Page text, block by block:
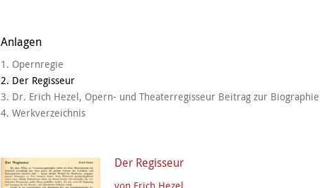
Anlagen
1. Opernregie
2. Der Regisseur
3. Dr. Erich Hezel, Opern- und Theaterregisseur Beitrag zur Biographie
4. Werkverzeichnis
Der Regisseur